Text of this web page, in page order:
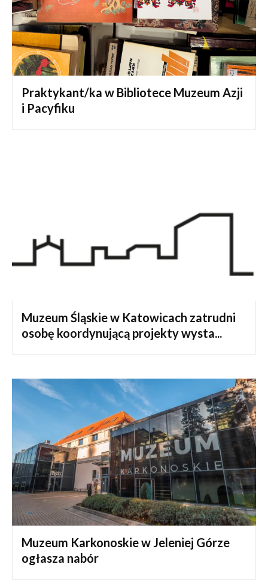
Praktykant/ka w Bibliotece Muzeum Azji
i Pacyfiku
Muzeum Śląskie w Katowicach zatrudni
osobę koordynującą projekty wysta...
Muzeum Karkonoskie w Jeleniej Górze
ogłasza nabór